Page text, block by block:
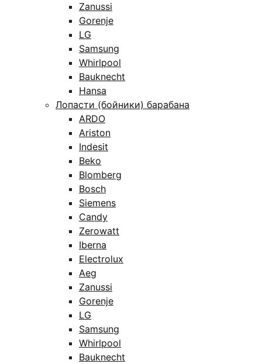
Zanussi
Gorenje
LG
Samsung
Whirlpool
Bauknecht
Hansa
Лопасти (бойники) барабана
ARDO
Ariston
Indesit
Beko
Blomberg
Bosch
Siemens
Candy
Zerowatt
Iberna
Electrolux
Aeg
Zanussi
Gorenje
LG
Samsung
Whirlpool
Bauknecht